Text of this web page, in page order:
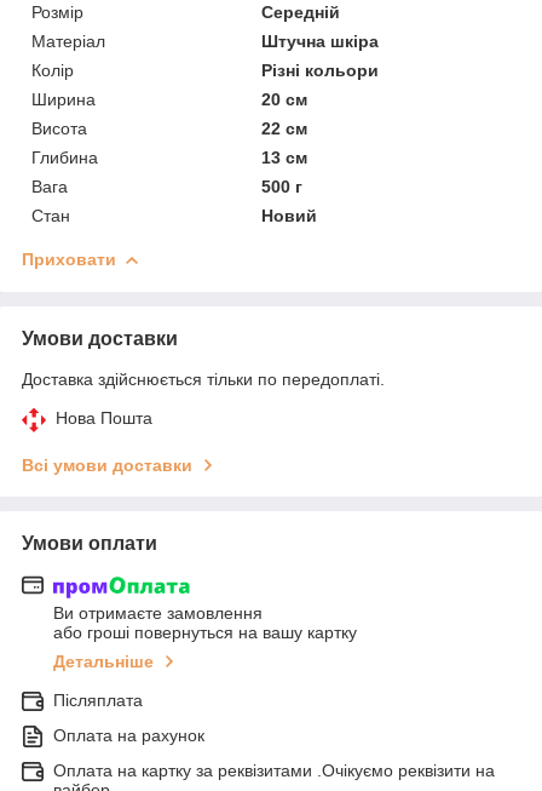
Розмір
Середній
Матеріал
Штучна шкіра
Колір
Різні кольори
Ширина
20 см
Висота
22 см
Глибина
13 см
Вага
500 г
Стан
Новий
Приховати
Умови доставки
Доставка здійснюється тільки по передоплаті.
Нова Пошта
Всі умови доставки
Умови оплати
Ви отримаєте замовлення
або гроші повернуться на вашу картку
Детальніше
Післяплата
Оплата на рахунок
Оплата на картку за реквізитами .Очікуємо реквізити на